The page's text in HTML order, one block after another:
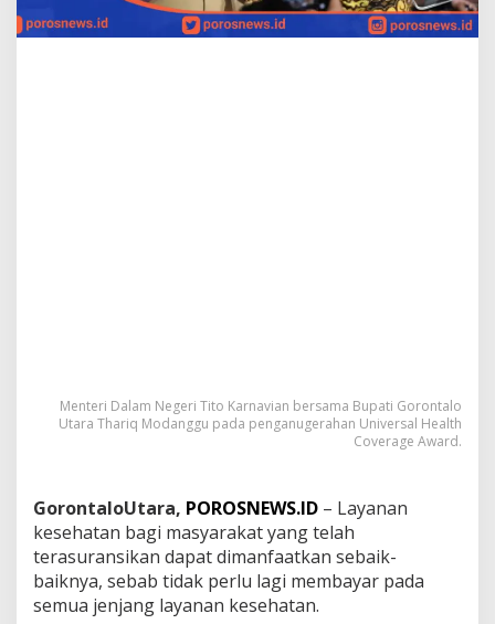
q
M
K
a
a
S
e
c
a
r
Menteri Dalam Negeri Tito Karnavian bersama Bupati Gorontalo
Utara Thariq Modanggu pada penganugerahan Universal Health
Coverage Award.
GorontaloUtara, POROSNEWS.ID – Layanan
kesehatan bagi masyarakat yang telah
terasuransikan dapat dimanfaatkan sebaik-
baiknya, sebab tidak perlu lagi membayar pada
semua jenjang layanan kesehatan.